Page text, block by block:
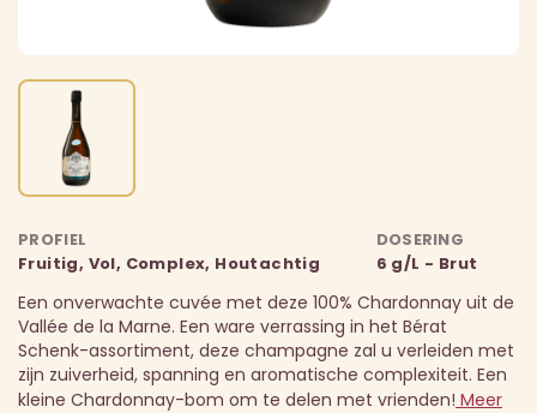
PROFIEL
Fruitig, Vol, Complex, Houtachtig
DOSERING
6 g/L - Brut
Een onverwachte cuvée met deze 100% Chardonnay uit de
Vallée de la Marne. Een ware verrassing in het Bérat
Schenk-assortiment, deze champagne zal u verleiden met
zijn zuiverheid, spanning en aromatische complexiteit. Een
kleine Chardonnay-bom om te delen met vrienden! Meer